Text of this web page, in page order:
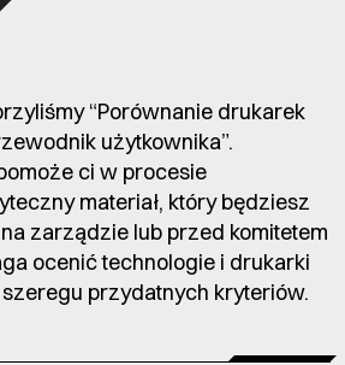
“Porównanie drukarek
użytkownika”.
ci w procesie
materiał, który będziesz
zarządzie lub przed komitetem
ocenić technologie i drukarki
przydatnych kryteriów.